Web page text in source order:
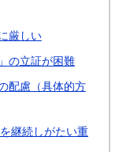
厳しい
の立証が困難
配慮（具体的方
継続しがたい重